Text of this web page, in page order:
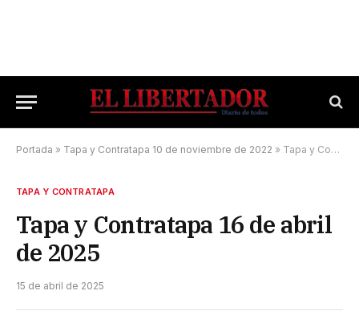
Portada » Tapa y Contratapa 10 de noviembre de 2022 » Tapa y Contratapa 16 de abril de 2025
TAPA Y CONTRATAPA
Tapa y Contratapa 16 de abril
de 2025
15 de abril de 2025